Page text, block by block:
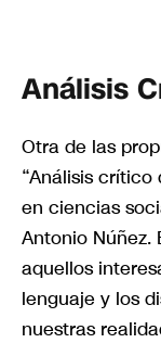
Análisis
Otra de las
“Análisis
en ciencias
Antonio Núñez.
aquellos
lenguaje y los
nuestras